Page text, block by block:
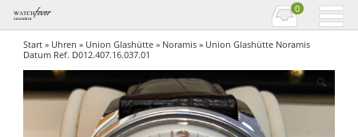
0
Start » Uhren » Union Glashütte » Noramis » Union Glashütte Noramis
Datum Ref. D012.407.16.037.01
🔍